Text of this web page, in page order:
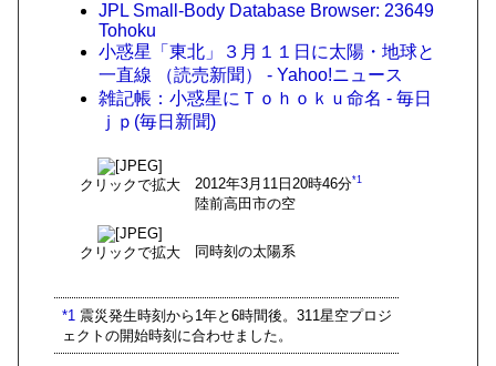
JPL Small-Body Database Browser: 23649
Tohoku
小惑星「東北」３月１１日に太陽・地球と
一直線 （読売新聞） - Yahoo!ニュース
雑記帳：小惑星にＴｏｈｏｋｕ命名 - 毎日
ｊｐ(毎日新聞)
クリックで拡大 2012年3月11日20時46分*1
陸前高田市の空
クリックで拡大 同時刻の太陽系
*1 震災発生時刻から1年と6時間後。311星空プロジ
ェクトの開始時刻に合わせました。